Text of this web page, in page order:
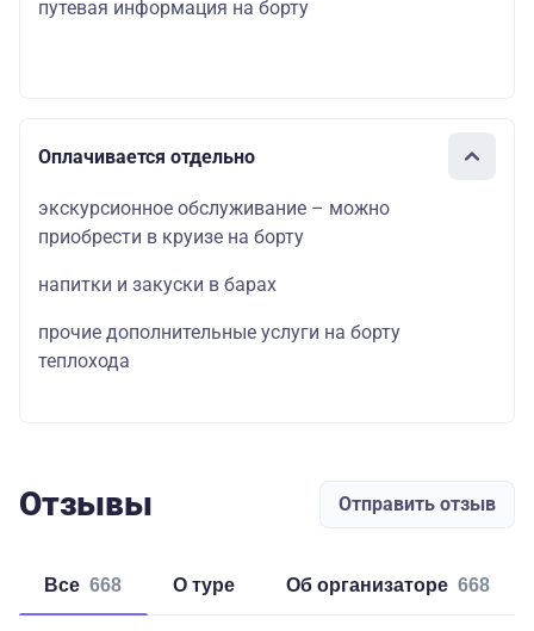
путевая информация на борту
Оплачивается отдельно
экскурсионное обслуживание – можно
приобрести в круизе на борту
напитки и закуски в барах
прочие дополнительные услуги на борту
теплохода
Отзывы Отправить отзыв
Все 668 о туре об организаторе 668